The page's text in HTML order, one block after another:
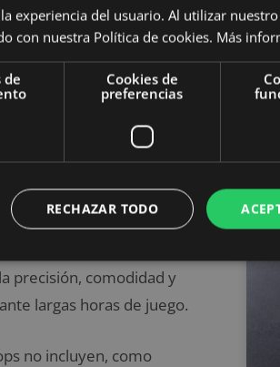
un rendimiento óptimo, es
precisión, comodidad y
largas horas de juego.
no incluyen, como
experiencia del usuario. Al utilizar
con nuestra Política de cookies. Más
de
Cookies de
preferencias
RECHAZAR TODO